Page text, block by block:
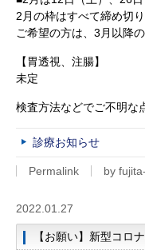
2月の枠はすべて締め切り
ご希望の方は、3月以降
【胃透視、注腸】
未定
検査方法などでご不明な
診療お知らせ
Permalink by
2022.01.27
【お願い】新型コロ